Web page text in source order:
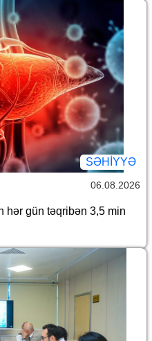
SƏHIYYƏ
06.08.2026
hər gün təqribən 3,5 min